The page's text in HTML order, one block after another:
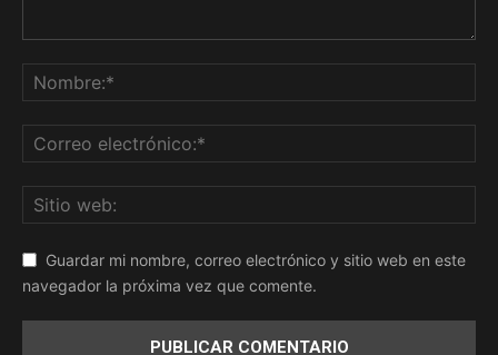
Guardar mi nombre, correo electrónico y sitio web en este
navegador la próxima vez que comente.